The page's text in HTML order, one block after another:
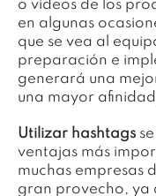
o videos de los
en algunas
que se vea al
preparación e
generará una
una mayor
Utilizar hashtags
ventajas más
muchas empresas
gran provecho, ya